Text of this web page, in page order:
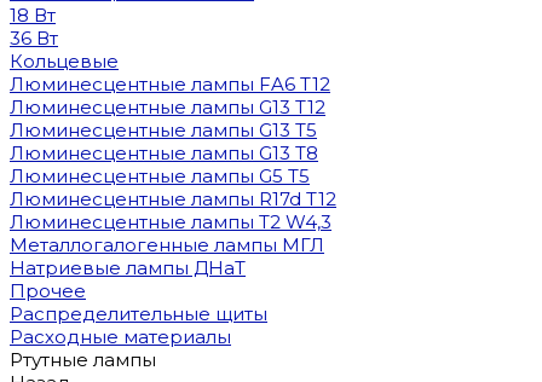
18 Вт
36 Вт
Кольцевые
Люминесцентные лампы FA6 T12
Люминесцентные лампы G13 T12
Люминесцентные лампы G13 T5
Люминесцентные лампы G13 T8
Люминесцентные лампы G5 T5
Люминесцентные лампы R17d T12
Люминесцентные лампы T2 W4,3
Металлогалогенные лампы МГЛ
Натриевые лампы ДНаТ
Прочее
Распределительные щиты
Расходные материалы
Ртутные лампы